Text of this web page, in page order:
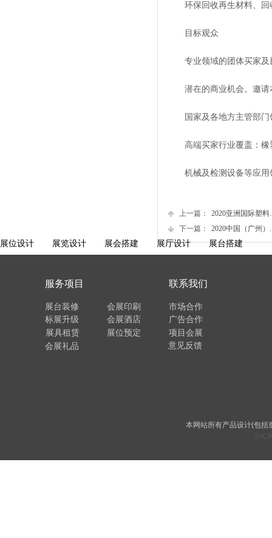
环保回收再生材料、回
目标观众
专业领域的团体买家及目
潜在的商业机会。邀请
国家及各地方主管部门
高端买家行业覆盖：橡塑
机械及检测设备等应用
上一篇：
2020亚洲国际塑料
下一篇：
2020中国（广州）
项目会展
广告合作
展位预定
会展酒店
联系我们
会展礼品
展具租赁
意见反馈
标展升级
展台装修
服务项目
会展印刷 市场合作
本网站所有产品设计(包括
展位设计 展览设计 展会搭建 展厅设计 展台搭建